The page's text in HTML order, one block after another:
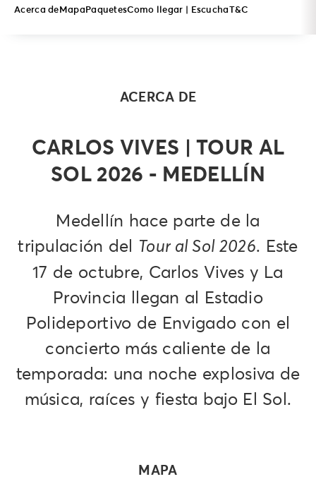
Acerca deMapaPaquetesComo llegar | EscuchaT&C
ACERCA DE
CARLOS VIVES | TOUR AL
SOL 2026 - MEDELLÍN
Medellín hace parte de la
tripulación del Tour al Sol 2026. Este
17 de octubre, Carlos Vives y La
Provincia llegan al Estadio
Polideportivo de Envigado con el
concierto más caliente de la
temporada: una noche explosiva de
música, raíces y fiesta bajo El Sol.
MAPA